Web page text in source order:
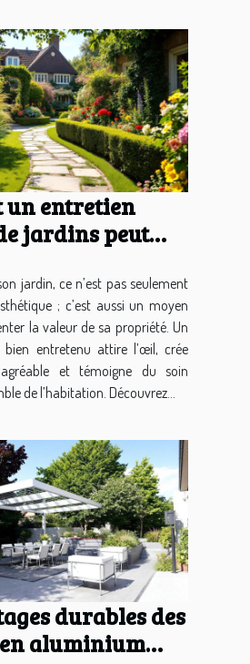
un entretien
jardins peut
jardin, ce n’est pas seulement
; c’est aussi un moyen
la valeur de sa propriété. Un
bien entretenu attire l’œil, crée
et témoigne du soin
de l’habitation. Découvrez...
durables des
aluminium